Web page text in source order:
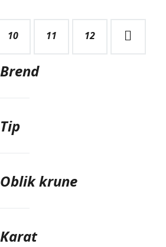
10 11 12
Brend
Tip
Oblik krune
Karat